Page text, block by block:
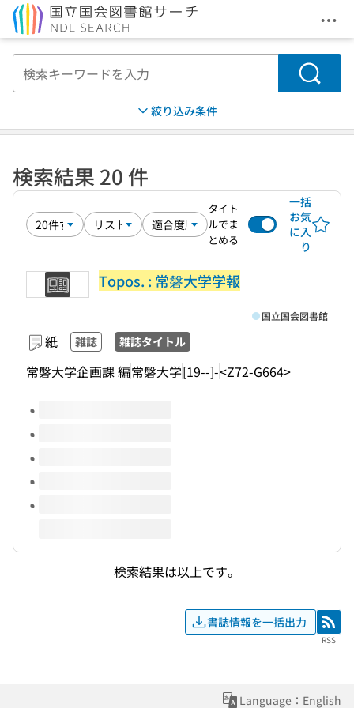
メ
検索
絞り込み条件
検索結果 20 件
タイト
ルでま
とめる
一括
お気
に入
り
Topos. : 常磐大学学報
紙 雑誌 雑誌タイトル
常磐大学企画課 編常磐大学[19--]-<Z72-G664>
国立国会図書館
このタイトルの巻号
検索結果は以上です。
書誌情報を一括出力 RSS
RSS
Language：English